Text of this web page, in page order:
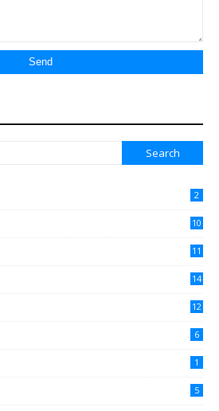
2
10
11
14
12
6
1
5